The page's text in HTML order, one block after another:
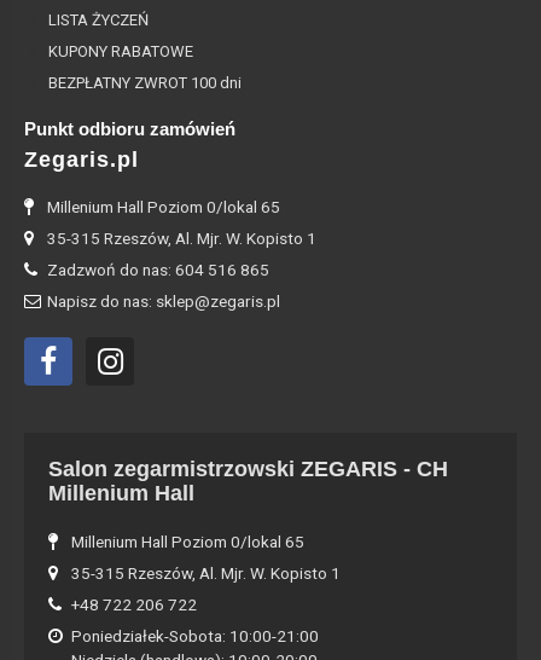
LISTA ŻYCZEŃ
KUPONY RABATOWE
BEZPŁATNY ZWROT 100 dni
Punkt odbioru zamówień
Zegaris.pl
Millenium Hall Poziom 0/lokal 65
35-315 Rzeszów, Al. Mjr. W. Kopisto 1
Zadzwoń do nas: 604 516 865
Napisz do nas: sklep@zegaris.pl
Salon zegarmistrzowski ZEGARIS - CH
Millenium Hall
Millenium Hall Poziom 0/lokal 65
35-315 Rzeszów, Al. Mjr. W. Kopisto 1
+48 722 206 722
Poniedziałek-Sobota: 10:00-21:00